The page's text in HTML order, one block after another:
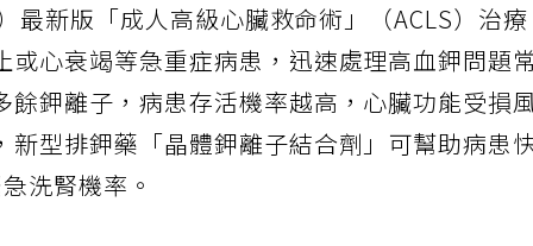
最新版「成人高級心臟救命術」（ACLS）治療
或心衰竭等急重症病患，迅速處理高血鉀問題
餘鉀離子，病患存活機率越高，心臟功能受損
新型排鉀藥「晶體鉀離子結合劑」可幫助病患
洗腎機率。